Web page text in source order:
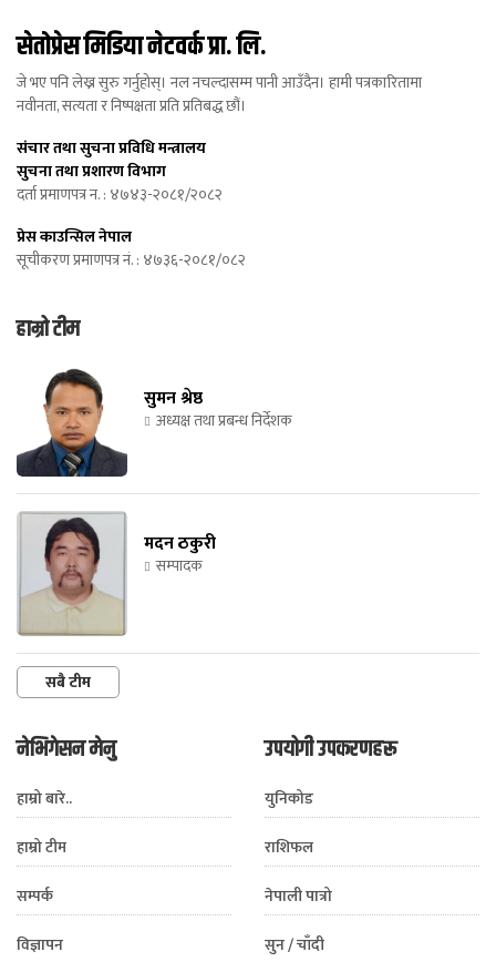
सेतोप्रेस मिडिया नेटवर्क प्रा. लि.
जे भए पनि लेख्न सुरु गर्नुहोस्। नल नचल्दासम्म पानी आउँदैन। हामी पत्रकारितामा
नवीनता, सत्यता र निष्पक्षता प्रति प्रतिबद्ध छौं।
संचार तथा सुचना प्रविधि मन्त्रालय
सुचना तथा प्रशारण विभाग
दर्ता प्रमाणपत्र न. : ४७४३-२०८१/२०८२
प्रेस काउन्सिल नेपाल
सूचीकरण प्रमाणपत्र नं. : ४७३६-२०८१/०८२
हाम्रो टीम
सुमन श्रेष्ठ
अध्यक्ष तथा प्रबन्ध निर्देशक
मदन ठकुरी
सम्पादक
सबै टीम
नेभिगेसन मेनु
हाम्रो बारे..
हाम्रो टीम
सम्पर्क
विज्ञापन
उपयोगी उपकरणहरू
युनिकोड
राशिफल
नेपाली पात्रो
सुन / चाँदी